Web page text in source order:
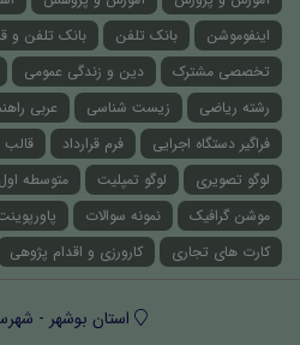
اینفوموشن
بانک تلفن بانک تلفن و
تخصصی مشترک
دین و زندگی عمومی
رشته ریاضی
زیست شناسی عربی
فراگیر دستگاه اجرایی
فرم قرارداد قالب
لوگو تصویری
لوگو تمپلیت متوسطه اول
موشن گرافیک
نمونه سوالات
کارت های تجاری
کارورزی و اقدام پژوهی
استان بوشهر -